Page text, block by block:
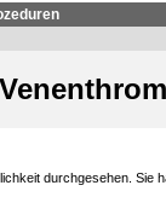
durchgesehen. Sie